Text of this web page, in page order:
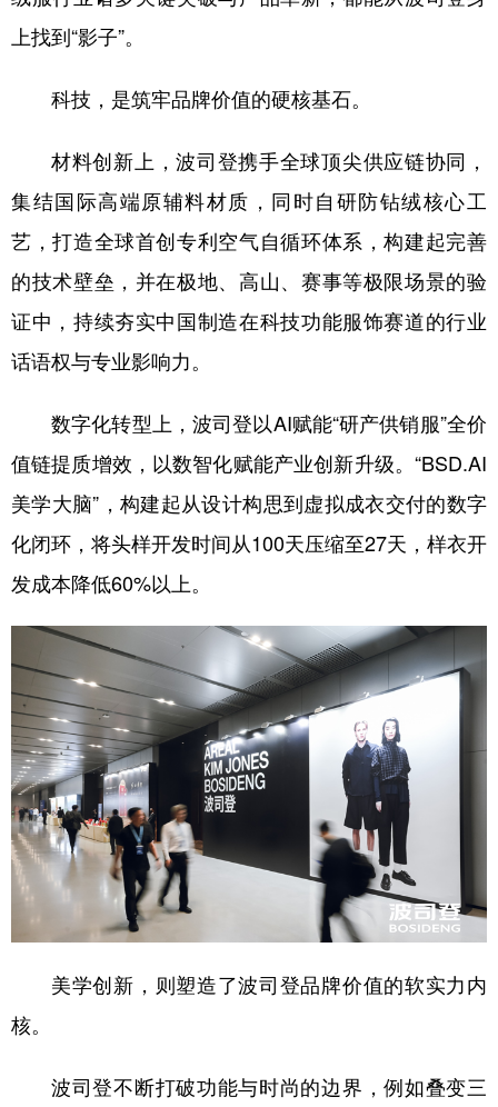
上找到“影子”。
科技，是筑牢品牌价值的硬核基石。
材料创新上，波司登携手全球顶尖供应链协同，
集结国际高端原辅料材质，同时自研防钻绒核心工
艺，打造全球首创专利空气自循环体系，构建起完善
的技术壁垒，并在极地、高山、赛事等极限场景的验
证中，持续夯实中国制造在科技功能服饰赛道的行业
话语权与专业影响力。
数字化转型上，波司登以AI赋能“研产供销服”全价
值链提质增效，以数智化赋能产业创新升级。“BSD.AI
美学大脑”，构建起从设计构思到虚拟成衣交付的数字
化闭环，将头样开发时间从100天压缩至27天，样衣开
发成本降低60%以上。
美学创新，则塑造了波司登品牌价值的软实力内
核。
波司登不断打破功能与时尚的边界，例如叠变三